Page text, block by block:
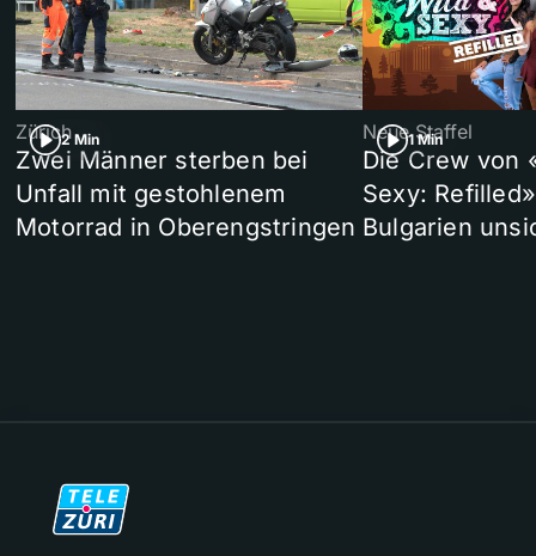
2 Min
Zürich
Zwei Männer sterben bei
Unfall mit gestohlenem
Motorrad in Oberengstringen
1 Min
Neue Staffel
Die Crew von
Sexy:
Bulgarien